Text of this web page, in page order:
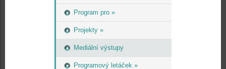
Program pro »
Projekty »
Mediální výstupy
Programový letáček »